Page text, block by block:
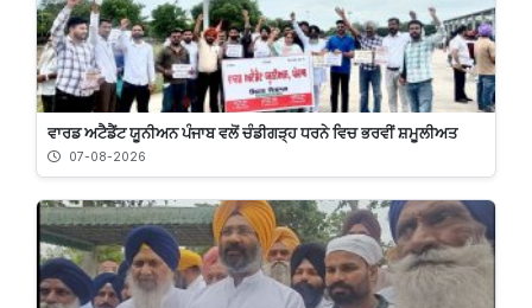
ਵਾਰਡ ਅਟੈਡੈਂਟ ਯੂਨੀਅਨ ਪੰਜਾਬ ਵਲੋਂ ਚੰਡੀਗੜ੍ਹ ਧਰਨੇ ਵਿਚ ਭਰਵੀਂ ਸ਼ਮੂਲੀਅਤ
07-08-2026